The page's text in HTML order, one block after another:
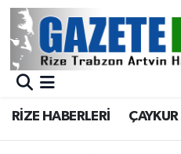
RİZE HABERLERİ
BÖLGEMİZ
Asayiş
Merkez Nöbetçi
Merkez Trafik